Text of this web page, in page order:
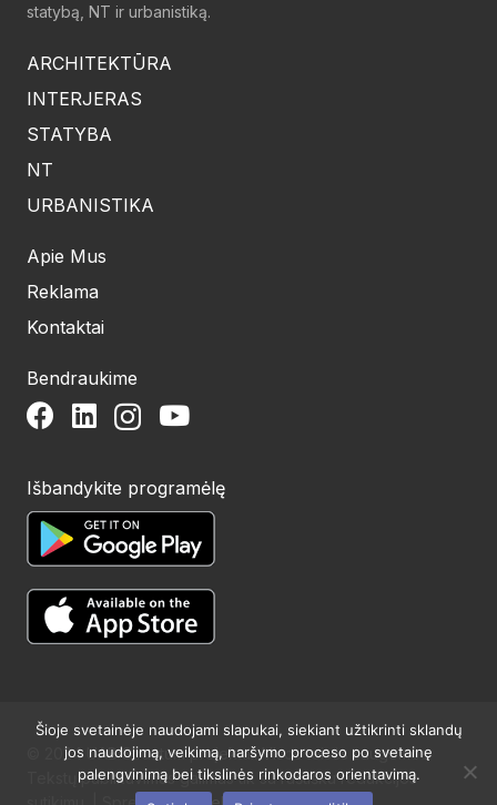
statybą, NT ir urbanistiką.
ARCHITEKTŪRA
INTERJERAS
STATYBA
NT
URBANISTIKA
Apie Mus
Reklama
Kontaktai
Bendraukime
Išbandykite programėlę
© 2024 UAB Structum projektai. Visos teisės saugomos.
Tekstų publikavimas galimas tik su raštišku redakcijos
Šioje svetainėje naudojami slapukai, siekiant užtikrinti sklandų
jos naudojimą, veikimą, naršymo proceso po svetainę
palengvinimą bei tikslinės rinkodaros orientavimą.